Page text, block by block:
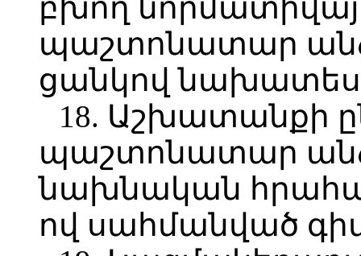
բխող
պաշտոնատար
ցանկով
18. Աշխատանքի
պաշտոնատար
նախնական
ով սահմանված